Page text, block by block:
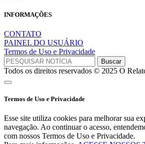
INFORMAÇÕES
CONTATO
PAINEL DO USUÁRIO
Termos de Uso e Privacidade
Todos os direitos reservados © 2025 O
Termos de Uso e Privacidade
Esse site utiliza cookies para melhorar sua
navegação. Ao continuar o acesso,
com nossos Termos de Uso e Privacidade.